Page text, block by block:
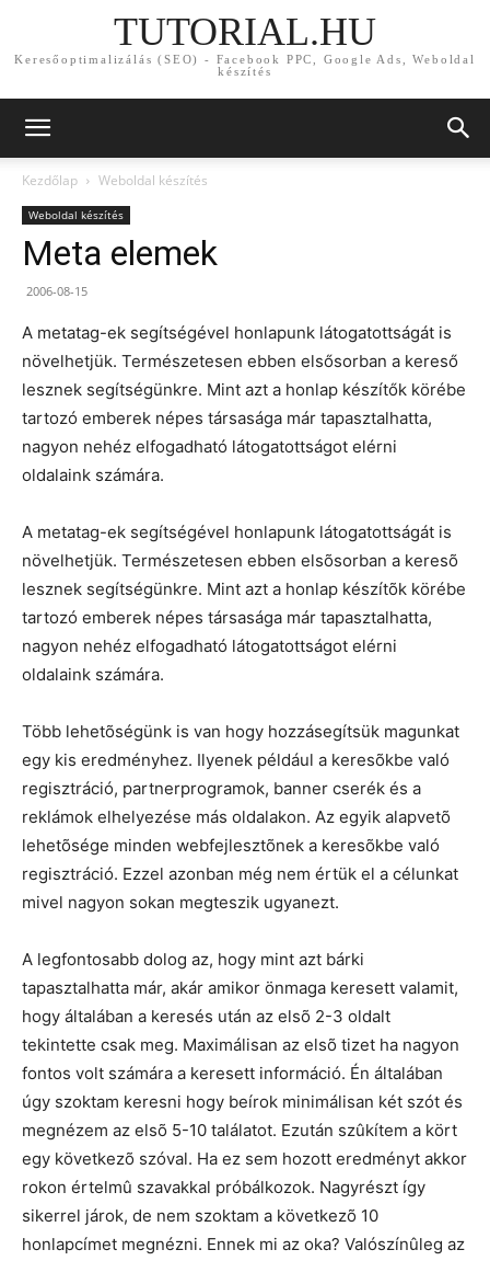
TUTORIAL.HU
Keresőoptimalizálás (SEO) - Facebook PPC, Google Ads, Weboldal
készítés
Kezdőlap Weboldal készítés
Weboldal készítés
Meta elemek
2006-08-15
A metatag-ek segítségével honlapunk látogatottságát is
növelhetjük. Természetesen ebben elsősorban a kereső
lesznek segítségünkre. Mint azt a honlap készítők körébe
tartozó emberek népes társasága már tapasztalhatta,
nagyon nehéz elfogadható látogatottságot elérni
oldalaink számára.
A metatag-ek segítségével honlapunk látogatottságát is
növelhetjük. Természetesen ebben elsõsorban a keresõ
lesznek segítségünkre. Mint azt a honlap készítõk körébe
tartozó emberek népes társasága már tapasztalhatta,
nagyon nehéz elfogadható látogatottságot elérni
oldalaink számára.
Több lehetõségünk is van hogy hozzásegítsük magunkat
egy kis eredményhez. Ilyenek például a keresõkbe való
regisztráció, partnerprogramok, banner cserék és a
reklámok elhelyezése más oldalakon. Az egyik alapvetõ
lehetõsége minden webfejlesztõnek a keresõkbe való
regisztráció. Ezzel azonban még nem értük el a célunkat
mivel nagyon sokan megteszik ugyanezt.
A legfontosabb dolog az, hogy mint azt bárki
tapasztalhatta már, akár amikor önmaga keresett valamit,
hogy általában a keresés után az elsõ 2-3 oldalt
tekintette csak meg. Maximálisan az elsõ tizet ha nagyon
fontos volt számára a keresett információ. Én általában
úgy szoktam keresni hogy beírok minimálisan két szót és
megnézem az elsõ 5-10 találatot. Ezután szûkítem a kört
egy következõ szóval. Ha ez sem hozott eredményt akkor
rokon értelmû szavakkal próbálkozok. Nagyrészt így
sikerrel járok, de nem szoktam a következõ 10
honlapcímet megnézni. Ennek mi az oka? Valószínûleg az